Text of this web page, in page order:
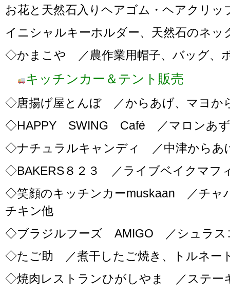
お花と天然石入りヘアゴム・ヘアクリッ
イニシャルキーホルダー、天然石のネッ
◇かまこや ／農作業用帽子、バッグ、
キッチンカー＆テント販売
◇唐揚げ屋とんぼ ／からあげ、マヨか
◇HAPPY SWING Café ／マロンあず
◇ナチュラルキャンディ ／中津からあ
◇BAKERS８２３ ／ライブベイクマフ
◇笑顔のキッチンカーmuskaan ／チャ
チキン他
◇ブラジルフーズ AMIGO ／シュラス
◇たご助 ／煮干したご焼き、トルネー
◇焼肉レストランひがしやま ／ステー